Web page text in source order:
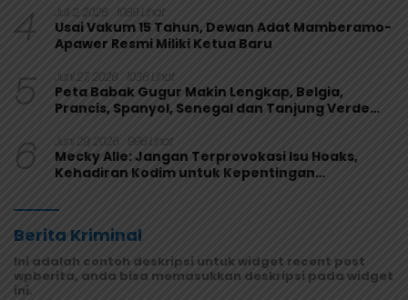
4 Juli 2, 2026 1089 Lihat
Usai Vakum 15 Tahun, Dewan Adat Mamberamo-
Apawer Resmi Miliki Ketua Baru
5 Juni 27, 2026 1036 Lihat
Peta Babak Gugur Makin Lengkap, Belgia,
Prancis, Spanyol, Senegal dan Tanjung Verde
6 Juni 29, 2026 996 Lihat
Mecky Alle: Jangan Terprovokasi Isu Hoaks,
Kehadiran Kodim untuk Kepentingan
Berita Kriminal
Ini adalah contoh deskripsi untuk widget recent post
wpberita, anda bisa memasukkan deskripsi pada widget
ini.